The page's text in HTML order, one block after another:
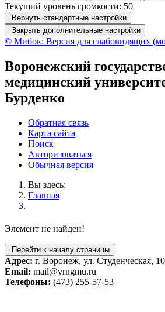
Текущий уровень громкости: 50
Вернуть стандартные настройки
Закрыть дополнительные настройки
© Мибок: Версия для слабовидящих
Воронежский
медицинский
Бурденко
Обратная связь
Карта сайта
Поиск
Авторизоваться
Обычная версия
Вы здесь:
Главная
Элемент не найден!
Перейти к началу страницы
Адрес: г. Воронеж, ул. Студенческая, 10
Email: mail@vrngmu.ru
Телефоны: (473) 255-57-53